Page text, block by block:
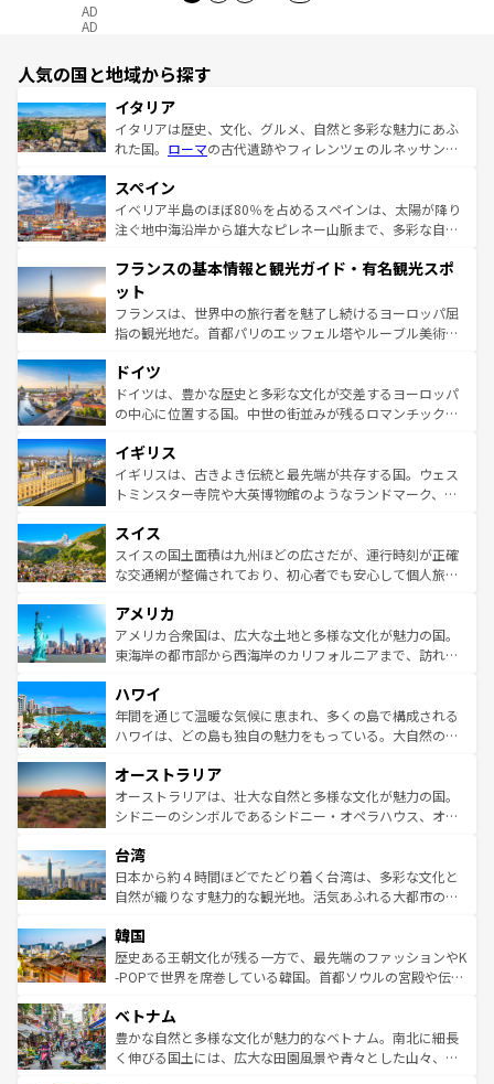
AD
AD
人気の国と地域から探す
イタリア
イタリアは歴史、文化、グルメ、自然と多彩な魅力にあふ
れた国。 ローマの古代遺跡やフィレンツェのルネッサンス
ろん、トスカーナの美しい田園風景やアマルフィ海岸の絶
景など、自然景観も見逃せない。観光の合間には、本場の
ピザやパスタなど、絶品のイタリア料理を堪能することも
ませてくれるイタリアで、忘れられない旅をしてみよう！
なお、新着のイタリア情報は
しい。
スペイン
イベリア半島のほぼ80％を占めるスペインは、太陽が降り
注ぐ地中海沿岸から雄大なピレネー山脈まで、多彩な自然
文化が根付くこの国では、情熱的なフラメンコ、熱気あふ
れる闘牛、そして美味しいタパスが生活の一部となってい
る。首都マドリードの洗練された雰囲気や、バルセロナの
アートに溢れた街角から、地方では古代ローマ遺跡や中世
せる。地方によって風土や気候が異なるスペインはその個
性で訪れる人を魅了する。 なお、新着のスペイン情報は コ
ンテンツ一覧を参照してほしい。
フランスの基本情報と観光ガイド・有名観光スポ
ット
フランスは、世界中の旅行者を魅了し続けるヨーロッパ屈
指の観光地だ。首都パリのエッフェル塔やルーブル美術館
で、幅広い魅力が詰まっている。華麗な宮殿、歴史的な大
聖堂、美しいビーチ、そして豊かな自然が、訪れる者を心
から魅了する。また、フランスは美食の国としても知ら
いる。シャンパンの発祥地であるランス、プロヴァンスの
香り高いラベンダー畑など、多彩な楽しみ方が可能だ。さ
らに、パリ以外の地域にも魅力が溢れており、どの街角に
れる地方に足を運ぶとそれぞれで全く異なる文化を体験で
きるだろう。 なお、新着のフランス情報はコンテンツ一覧
を参照してほしい。
ドイツ
ドイツは、豊かな歴史と多彩な文化が交差するヨーロッパ
の中心に位置する国。中世の街並みが残るロマンチック街
顔を持つこの国は、どこを歩いても飽きることがない。ベ
ルリンの文化的活気、バイエルン州のアルプスの絶景、そ
してライン川沿いのワイン畑といった風景は必見。ビール
は、お酒好きな人にはぜひ体験してほしい。 なお、新着の
ドイツ情報はコンテンツ一覧を参照してほしい。
イギリス
イギリスは、古きよき伝統と最先端が共存する国。ウェス
トミンスター寺院や大英博物館のようなランドマーク、歴
リアごとに異なる魅力がある。また、優雅なアフタヌーン
ティー、ビール好きにはたまらない英国パブ、サッカー観
戦など、本場だからこそできる体験も豊富。イギリスを旅
ンツ一覧を参照してほしい。
スイス
スイスの国土面積は九州ほどの広さだが、運行時刻が正確
な交通網が整備されており、初心者でも安心して個人旅行
の建物がそのまま残る町や、スイスならではのユニークな
博物館もあり、アルプス観光だけでなく町歩きも満喫する
ことができる。国民の所得が高いため物価も高いが、旅行
ば市内交通費無料で観光を楽しむこともできる。 なお、新
着のスイス情報はコンテンツ一覧 を参照してほしい。
アメリカ
アメリカ合衆国は、広大な土地と多様な文化が魅力の国。
東海岸の都市部から西海岸のカリフォルニアまで、訪れる
のような巨大都市は、観光、ショッピング、エンターテイ
ンメントが詰まった刺激的なスポットだ。一方、アメリカ
西部には大自然が広がり、グランドキャニオンやイエロー
部のニューオーリンズでは、音楽と美食が融合した独特の
文化が魅力。旅行者はアメリカの各地域で異なる魅力を楽
しみながら、その多様性と豊かな歴史を感じることができ
ならではの贅沢な旅のスタイルだ。 なお、新着のアメリカ
情報はコンテンツ一覧を参照してほしい。
ハワイ
年間を通じて温暖な気候に恵まれ、多くの島で構成される
ハワイは、どの島も独自の魅力をもっている。大自然の神
ワイ島は見逃せない。また、定番の観光地といえばオアフ
島だが、静かな自然を求めるならマウイ島やカウアイ島が
おすすめ。エメラルドグリーンに輝く海をはじめ、豊かな
れるおもてなしの心で訪れる人々を迎えてくれるハワイの
人々、おいしいローカルフードやハワイアンミュージッ
ク、伝統的なフラダンスなど、すべてがハワイの魅力を彩
ワイを、存分に味わってほしい。 なお、新着のハワイ情報
はコンテンツ一覧を参照してほしい。
オーストラリア
オーストラリアは、壮大な自然と多様な文化が魅力の国。
シドニーのシンボルであるシドニー・オペラハウス、オー
リアリーフや大陸中央部にそびえるウルル（エアーズロッ
ク）、タスマニアの美しい原生林やケアンズの熱帯雨林な
ど、見どころがたくさん。また、カフェやワイン、オージ
いる。アクティビティも充実しており、サーフィンやダイ
ビング、ハイキングなど、アウトドア好きにはたまらな
い。オーストラリアの多彩な魅力を存分に味わいつくそ
参照してほしい。
台湾
日本から約４時間ほどでたどり着く台湾は、多彩な文化と
自然が織りなす魅力的な観光地。活気あふれる大都市の台
ン）、静ひつな山岳地帯である台湾東部など、都市の喧騒
と山間の静けさが共存しており、訪れる人に新しい発見と
驚きをもたらしてくれる。また、奥深い台湾の食文化も魅
容にもいいと評判のスイーツなど、バラエティ豊かな料理
が味わえる。 なお、新着の台湾情報は コンテンツ一覧を参
照してほしい。
韓国
歴史ある王朝文化が残る一方で、最先端のファッションやK
-POPで世界を席巻している韓国。首都ソウルの宮殿や伝統
き、地方に足を延ばせば四季折々の自然美を楽しむことが
できる。そして、キムチや焼肉、絶品のストリートフード
まで、さまざまな韓国料理が待っている。夜には、韓国な
ベトナム
豊かな自然と多様な文化が魅力的なベトナム。南北に細長
く伸びる国土には、広大な田園風景や青々とした山々、世